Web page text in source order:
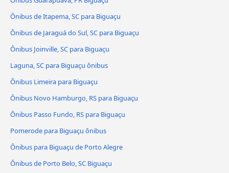
Ônibus de Itapema, SC para Biguaçu
Ônibus de Jaraguá do Sul, SC para Biguaçu
Ônibus Joinville, SC para Biguaçu
Laguna, SC para Biguaçu ônibus
Ônibus Limeira para Biguaçu
Ônibus Novo Hamburgo, RS para Biguaçu
Ônibus Passo Fundo, RS para Biguaçu
Pomerode para Biguaçu ônibus
Ônibus para Biguaçu de Porto Alegre
Ônibus de Porto Belo, SC Biguaçu